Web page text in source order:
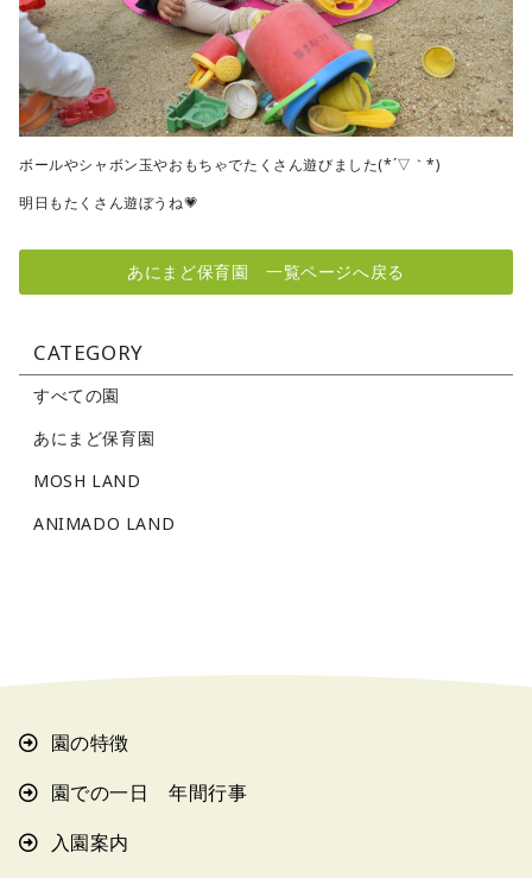
ボールやシャボン玉やおもちゃでたくさん遊びました(*´▽｀*)
明日もたくさん遊ぼうね💗
あにまど保育園 一覧ページへ戻る
CATEGORY
すべての園
あにまど保育園
MOSH LAND
ANIMADO LAND
園の特徴
園での一日 年間行事
入園案内